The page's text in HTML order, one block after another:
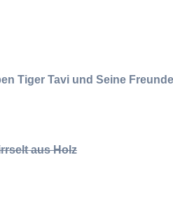
Tiger Tavi und Seine Freunde
aus Holz